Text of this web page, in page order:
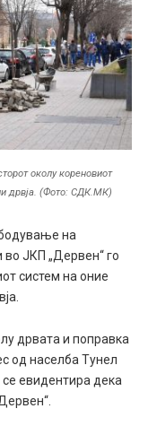
околу кореновиот
дрвја. (Фото: СДК.МК)
на
во ЈКП „Дервен“ го
систем на оние
дрвата и поправка
од населба Тунел
се евидентира дека